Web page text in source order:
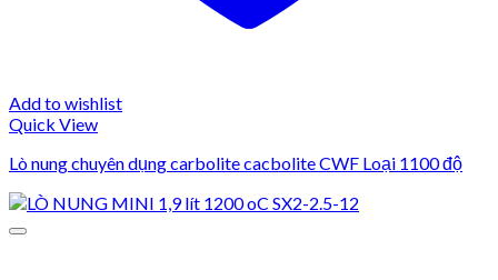
Add to wishlist
Quick View
Lò nung chuyên dụng carbolite cacbolite CWF Loại 1100 độ